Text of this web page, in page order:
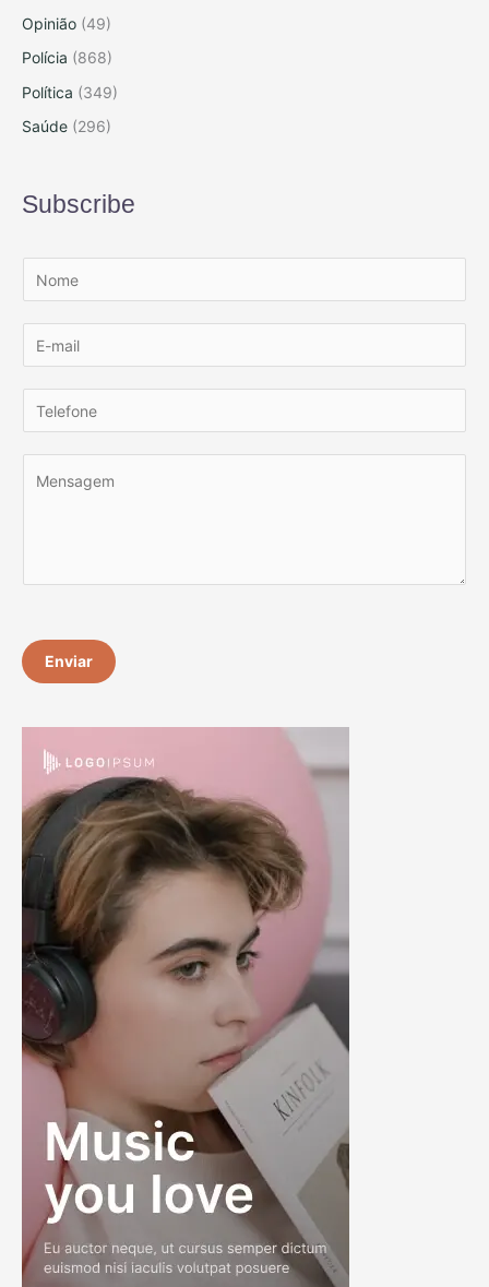
Opinião (49)
Polícia (868)
Política (349)
Saúde (296)
Subscribe
Enviar